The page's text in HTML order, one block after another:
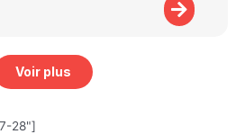
Voir plus
28"]